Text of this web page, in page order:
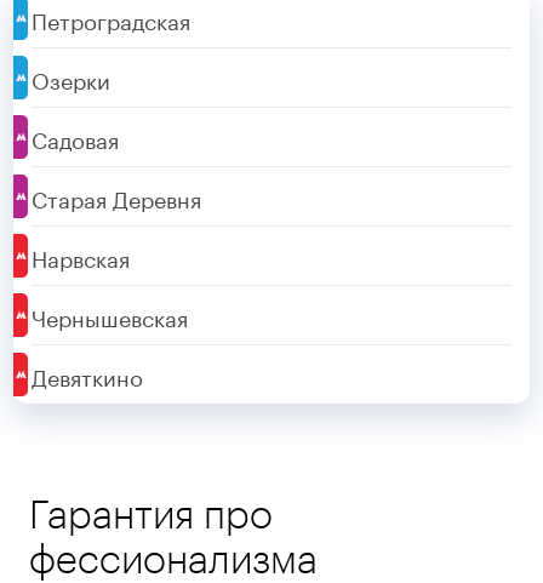
Петроградская
Озерки
Садовая
Старая Деревня
Нарвская
Чернышевская
Девяткино
Гарантия про
фессионализма